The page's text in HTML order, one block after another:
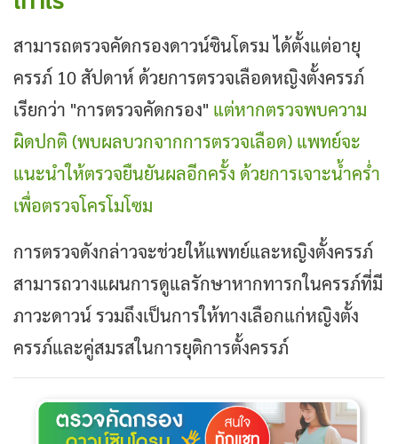
สามารถตรวจคัดกรองดาวน์ซินโดรม ได้ตั้งแต่อายุ
ครรภ์ 10 สัปดาห์ ด้วยการตรวจเลือดหญิงตั้งครรภ์
เรียกว่า "การตรวจคัดกรอง" แต่หากตรวจพบความ
ผิดปกติ (พบผลบวกจากการตรวจเลือด) แพทย์จะ
แนะนำให้ตรวจยืนยันผลอีกครั้ง ด้วยการเจาะน้ำคร่ำ
เพื่อตรวจโครโมโซม
การตรวจดังกล่าวจะช่วยให้แพทย์และหญิงตั้งครรภ์
สามารถวางแผนการดูแลรักษาหากทารกในครรภ์ที่มี
ภาวะดาวน์ รวมถึงเป็นการให้ทางเลือกแก่หญิงตั้ง
ครรภ์และคู่สมรสในการยุติการตั้งครรภ์